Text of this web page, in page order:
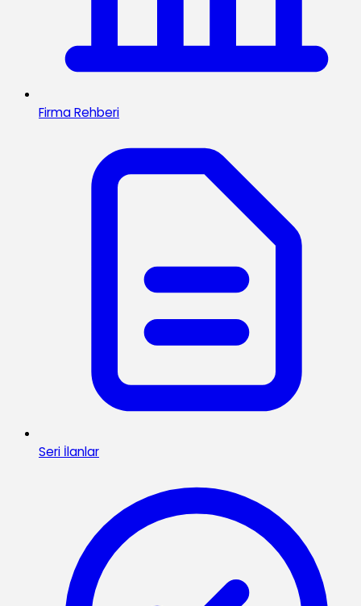
Firma Rehberi
Seri İlanlar